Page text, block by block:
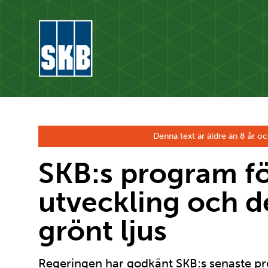
Denna text är äldre än 8 år
SKB:s program
utveckling och
grönt ljus
Regeringen har godkänt SKB:s senaste